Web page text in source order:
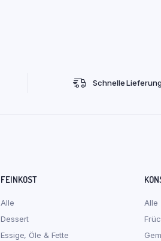
Schnelle
FEINKOST
Alle
Dessert
Essige, Öle & Fette
Alle